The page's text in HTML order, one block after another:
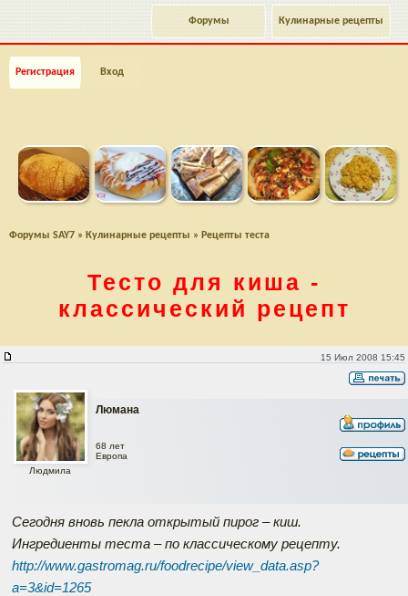
Кулинарные рецепты
Форумы
Регистрация Вход
Форумы SAY7 » Кулинарные рецепты » Рецепты теста
Тесто для киша -
классический рецепт
15 Июл 2008 15:45
Люмана
Людмила
68 лет
Европа
Сегодня вновь пекла открытый пирог – киш.
Ингредиенты теста – по классическому рецепту.
http://www.gastromag.ru/foodrecipe/view_data.asp?
a=3&id=1265